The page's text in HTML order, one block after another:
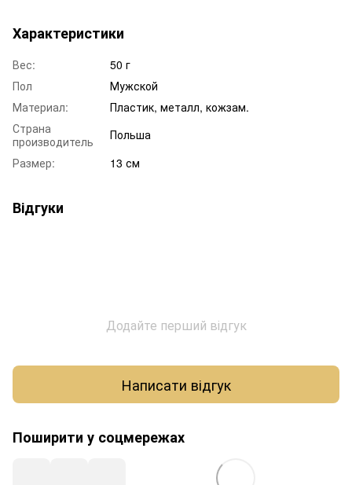
Характеристики
Вес:
50 г
Пол
Мужской
Материал:
Пластик, металл, кожзам.
Страна
производитель
Польша
Размер:
13 см
Відгуки
Додайте перший відгук
Написати відгук
Поширити у соцмережах